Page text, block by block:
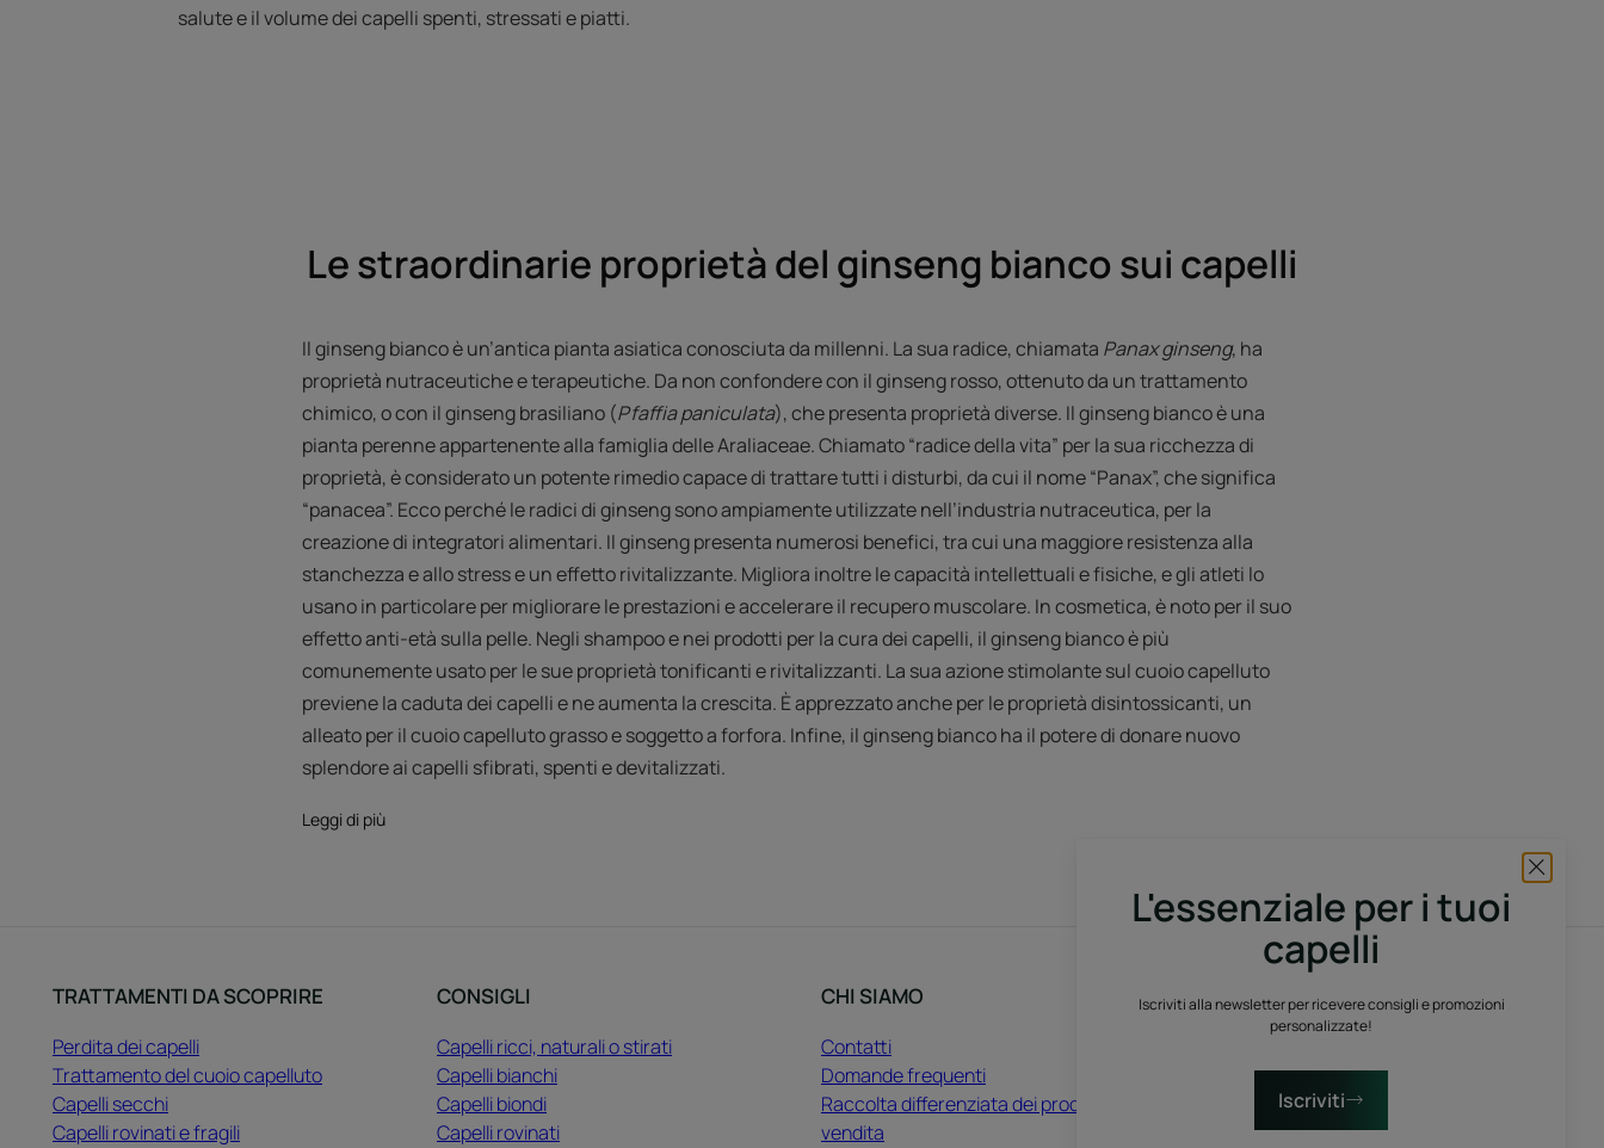
salute e il volume dei capelli spenti, stressati e piatti.
Le straordinarie proprietà del ginseng bianco sui capelli
Il ginseng bianco è un’antica pianta asiatica conosciuta da millenni. La sua radice, chiamata Panax ginseng, ha
proprietà nutraceutiche e terapeutiche. Da non confondere con il ginseng rosso, ottenuto da un trattamento
chimico, o con il ginseng brasiliano (Pfaffia paniculata), che presenta proprietà diverse. Il ginseng bianco è una
pianta perenne appartenente alla famiglia delle Araliaceae. Chiamato “radice della vita” per la sua ricchezza di
proprietà, è considerato un potente rimedio capace di trattare tutti i disturbi, da cui il nome “Panax”, che significa
“panacea”. Ecco perché le radici di ginseng sono ampiamente utilizzate nell’industria nutraceutica, per la
creazione di integratori alimentari. Il ginseng presenta numerosi benefici, tra cui una maggiore resistenza alla
stanchezza e allo stress e un effetto rivitalizzante. Migliora inoltre le capacità intellettuali e fisiche, e gli atleti lo
usano in particolare per migliorare le prestazioni e accelerare il recupero muscolare. In cosmetica, è noto per il suo
effetto anti-età sulla pelle. Negli shampoo e nei prodotti per la cura dei capelli, il ginseng bianco è più
comunemente usato per le sue proprietà tonificanti e rivitalizzanti. La sua azione stimolante sul cuoio capelluto
previene la caduta dei capelli e ne aumenta la crescita. È apprezzato anche per le proprietà disintossicanti, un
alleato per il cuoio capelluto grasso e soggetto a forfora. Infine, il ginseng bianco ha il potere di donare nuovo
splendore ai capelli sfibrati, spenti e devitalizzati.
Leggi di più
L'essenziale per i tuoi
capelli
Iscriviti alla newsletter per ricevere consigli e promozioni
personalizzate!
Iscriviti
Iscriviti alla nostra newsletter
Facendo clic qui sotto, accetti di ricevere la nostra
TRATTAMENTI DA SCOPRIRE
Perdita dei capelli
Trattamento del cuoio capelluto
Capelli secchi
Capelli rovinati e fragili
CONSIGLI
Capelli ricci, naturali o stirati
Capelli bianchi
Capelli biondi
Capelli rovinati
CHI SIAMO
Contatti
Domande frequenti
Raccolta differenziata dei prodotti
vendita